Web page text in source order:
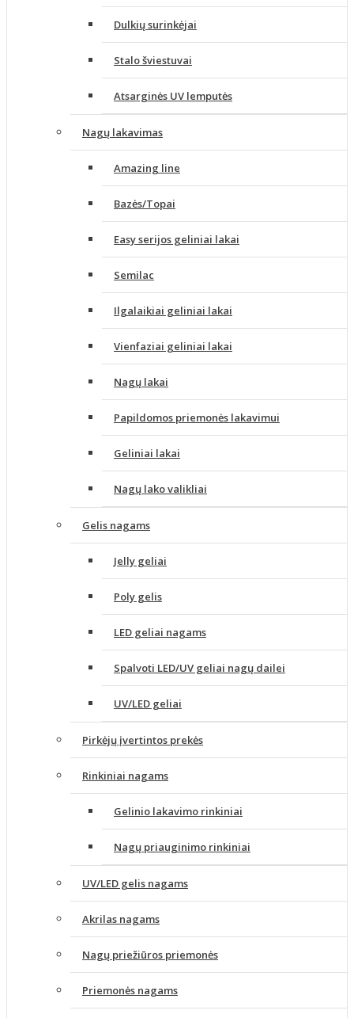
Dulkių surinkėjai
Stalo šviestuvai
Atsarginės UV lemputės
Nagų lakavimas
Amazing line
Bazės/Topai
Easy serijos geliniai lakai
Semilac
Ilgalaikiai geliniai lakai
Vienfaziai geliniai lakai
Nagų lakai
Papildomos priemonės lakavimui
Geliniai lakai
Nagų lako valikliai
Gelis nagams
Jelly geliai
Poly gelis
LED geliai nagams
Spalvoti LED/UV geliai nagų dailei
UV/LED geliai
Pirkėjų įvertintos prekės
Rinkiniai nagams
Gelinio lakavimo rinkiniai
Nagų priauginimo rinkiniai
UV/LED gelis nagams
Akrilas nagams
Nagų priežiūros priemonės
Priemonės nagams